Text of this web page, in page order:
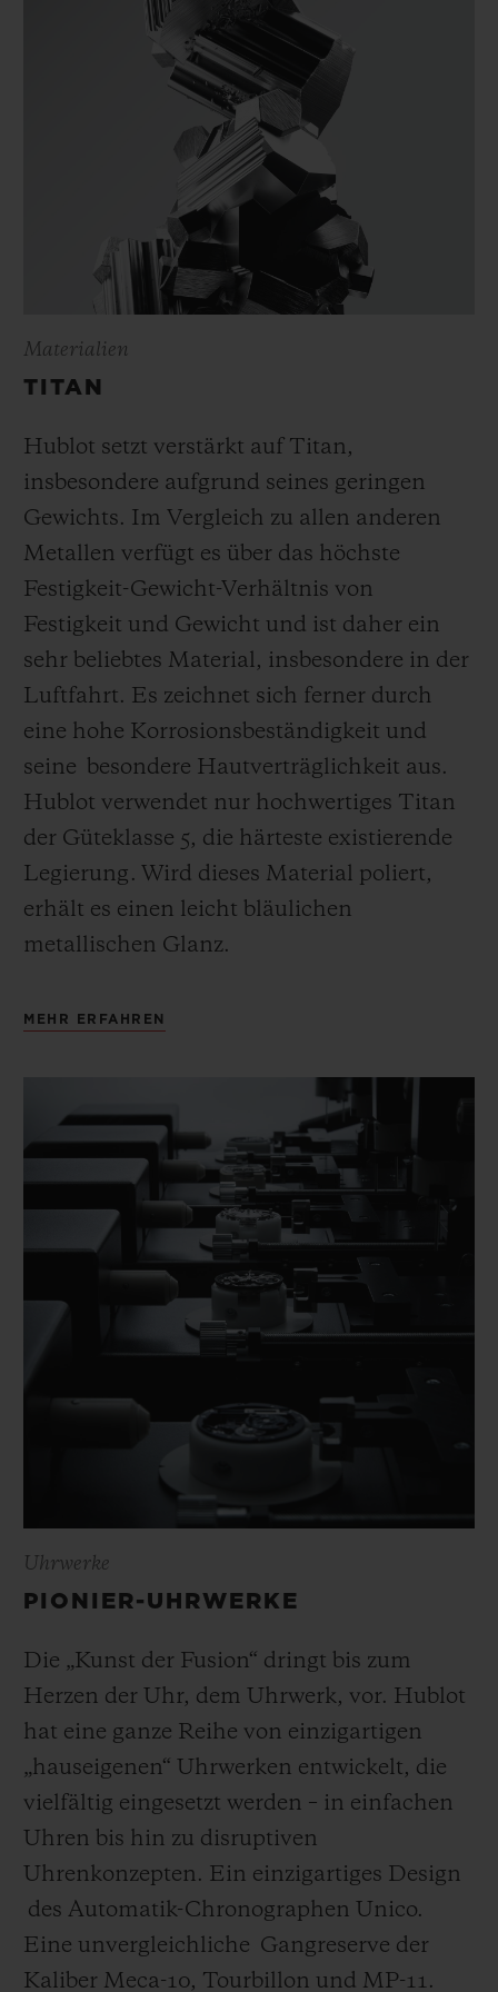
In zeitloser Schlichtheit zelebriert die
Classic Fusion Original diese jugendliche
Materialien
TITAN
Hublot setzt verstärkt auf Titan,
insbesondere aufgrund seines geringen
Gewichts. Im Vergleich zu allen anderen
Metallen verfügt es über das höchste
Festigkeit-Gewicht-Verhältnis von
Festigkeit und Gewicht und ist daher ein
sehr beliebtes Material, insbesondere in der
Luftfahrt. Es zeichnet sich ferner durch
eine hohe Korrosionsbeständigkeit und
seine besondere Hautverträglichkeit aus.
Hublot verwendet nur hochwertiges Titan
der Güteklasse 5, die härteste existierende
Legierung. Wird dieses Material poliert,
erhält es einen leicht bläulichen
metallischen Glanz.
MEHR ERFAHREN
Uhrwerke
PIONIER-UHRWERKE
Die „Kunst der Fusion“ dringt bis zum
Herzen der Uhr, dem Uhrwerk, vor. Hublot
hat eine ganze Reihe von einzigartigen
„hauseigenen“ Uhrwerken entwickelt, die
vielfältig eingesetzt werden – in einfachen
Uhren bis hin zu disruptiven
Uhrenkonzepten. Ein einzigartiges Design
des Automatik-Chronographen Unico.
Eine unvergleichliche Gangreserve der
Kaliber Meca-10, Tourbillon und MP-11.